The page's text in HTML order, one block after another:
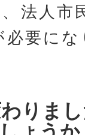
法人市
要に
りま